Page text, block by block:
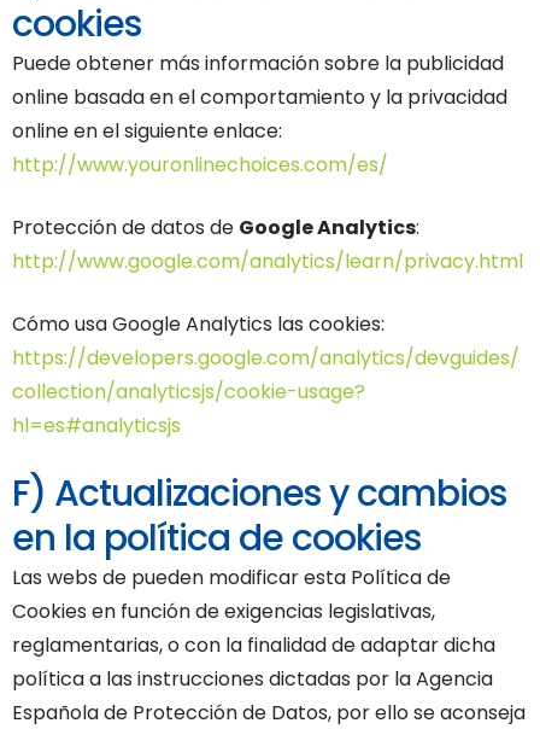
cookies
Puede obtener más información sobre la publicidad
online basada en el comportamiento y la privacidad
online en el siguiente enlace:
http://www.youronlinechoices.com/es/
Protección de datos de Google Analytics:
http://www.google.com/analytics/learn/privacy.html
Cómo usa Google Analytics las cookies:
https://developers.google.com/analytics/devguides/
collection/analyticsjs/cookie-usage?
hl=es#analyticsjs
F) Actualizaciones y cambios
en la política de cookies
Las webs de pueden modificar esta Política de
Cookies en función de exigencias legislativas,
reglamentarias, o con la finalidad de adaptar dicha
política a las instrucciones dictadas por la Agencia
Española de Protección de Datos, por ello se aconseja